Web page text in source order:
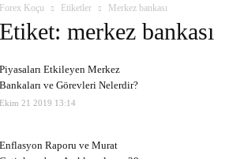
Forex Koçu Etiketler Merkez bankası
Etiket: merkez bankası
Piyasaları Etkileyen Merkez
Bankaları ve Görevleri Nelerdir?
Ekim 21 2019 13:14
Enflasyon Raporu ve Murat